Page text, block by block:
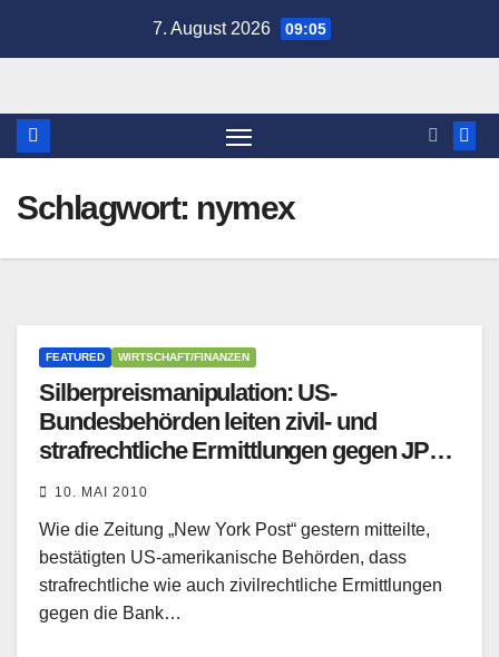
7. August 2026 09:05
Schlagwort: nymex
FEATURED WIRTSCHAFT/FINANZEN
Silberpreismanipulation: US-
Bundesbehörden leiten zivil- und
strafrechtliche Ermittlungen gegen JP
Morgan Chase ein
10. MAI 2010
Wie die Zeitung „New York Post“ gestern mitteilte,
bestätigten US-amerikanische Behörden, dass
strafrechtliche wie auch zivilrechtliche Ermittlungen
gegen die Bank…